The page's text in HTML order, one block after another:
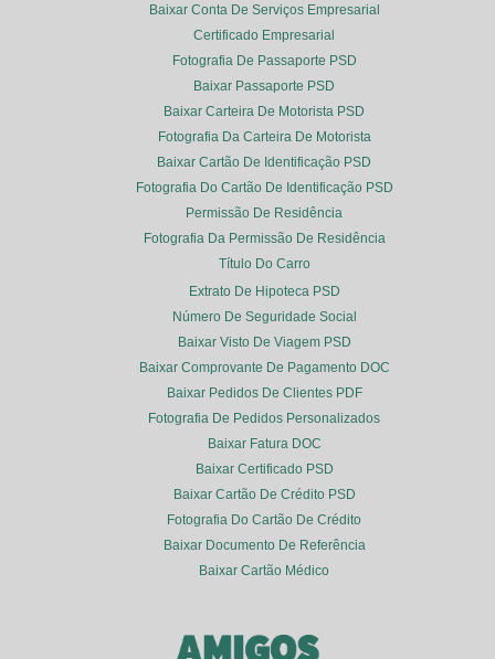
Baixar Conta De Serviços Empresarial
Certificado Empresarial
Fotografia De Passaporte PSD
Baixar Passaporte PSD
Baixar Carteira De Motorista PSD
Fotografia Da Carteira De Motorista
Baixar Cartão De Identificação PSD
Fotografia Do Cartão De Identificação PSD
Permissão De Residência
Fotografia Da Permissão De Residência
Título Do Carro
Extrato De Hipoteca PSD
Número De Seguridade Social
Baixar Visto De Viagem PSD
Baixar Comprovante De Pagamento DOC
Baixar Pedidos De Clientes PDF
Fotografia De Pedidos Personalizados
Baixar Fatura DOC
Baixar Certificado PSD
Baixar Cartão De Crédito PSD
Fotografia Do Cartão De Crédito
Baixar Documento De Referência
Baixar Cartão Médico